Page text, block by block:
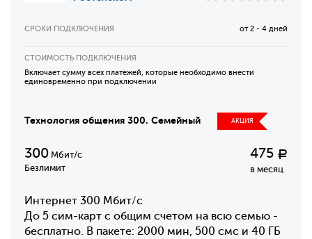
СРОКИ ПОДКЛЮЧЕНИЯ от 2 - 4 дней
СТОИМОСТЬ ПОДКЛЮЧЕНИЯ
Включает сумму всех платежей, которые необходимо внести
единовременно при подключении
Технология общения 300. Семейный АКЦИЯ
300 Мбит/с
Безлимит
475 Р
в месяц
Интернет 300 Мбит/с
До 5 сим-карт с общим счетом на всю семью -
бесплатно. В пакете: 2000 мин, 500 смс и 40 ГБ